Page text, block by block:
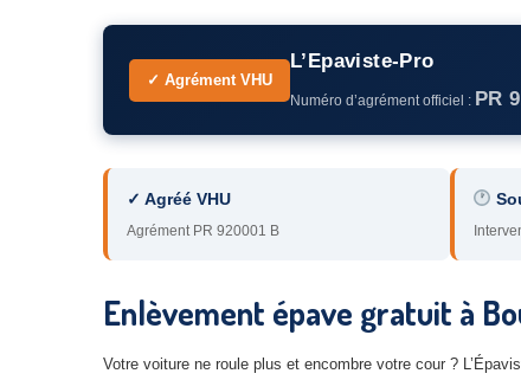
✓ Agrément VHU
L’Epaviste-Pro
Numéro d’agrément officiel : PR
✓ Agréé VHU
Agrément PR 920001 B
Enlèvement épave gratuit à
Votre voiture ne roule plus et encombre votre cour ?